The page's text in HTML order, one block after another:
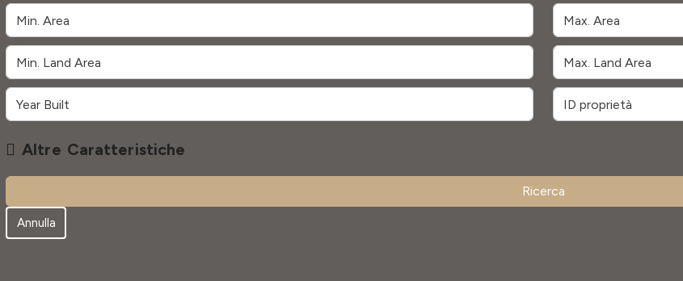
Altre Caratteristiche
Ricerca
Annulla